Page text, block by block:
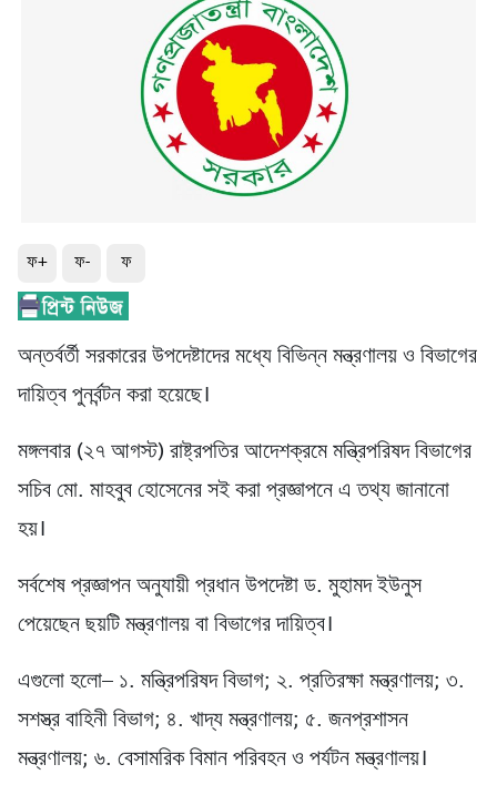
ফ+ ফ- ফ
অন্তর্বর্তী সরকারের উপদেষ্টাদের মধ্যে বিভিন্ন মন্ত্রণালয় ও বিভাগের
দায়িত্ব পুনর্বন্টন করা হয়েছে।
মঙ্গলবার (২৭ আগস্ট) রাষ্ট্রপতির আদেশক্রমে মন্ত্রিপরিষদ বিভাগের
সচিব মো. মাহবুব হোসেনের সই করা প্রজ্ঞাপনে এ তথ্য জানানো
হয়।
সর্বশেষ প্রজ্ঞাপন অনুযায়ী প্রধান উপদেষ্টা ড. মুহামদ ইউনুস
পেয়েছেন ছয়টি মন্ত্রণালয় বা বিভাগের দায়িত্ব।
এগুলো হলো– ১. মন্ত্রিপরিষদ বিভাগ; ২. প্রতিরক্ষা মন্ত্রণালয়; ৩.
সশস্ত্র বাহিনী বিভাগ; ৪. খাদ্য মন্ত্রণালয়; ৫. জনপ্রশাসন
মন্ত্রণালয়; ৬. বেসামরিক বিমান পরিবহন ও পর্যটন মন্ত্রণালয়।